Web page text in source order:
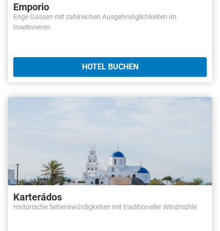
Emporio
Enge Gassen mit zahlreichen Ausgehmöglichkeiten im
Inselinneren
HOTEL BUCHEN
Karterádos
Historische Sehenswürdigkeiten mit traditioneller Windmühle